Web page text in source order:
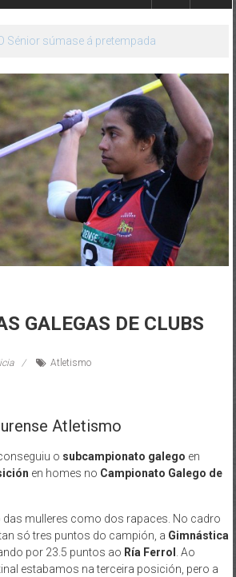
Sénior súmase á pretempada
GALEGAS DE CLUBS
Atletismo
Atletismo
o subcampionato galego en
en homes no Campionato Galego de
mulleres como dos rapaces. No cadro
só tres puntos do campión, a Gimnástica
por 23.5 puntos ao Ría Ferrol
. Ao
estabamos na terceira posición, pero a